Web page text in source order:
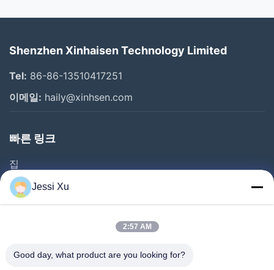
Shenzhen Xinhaisen Technology Limited
Tel: 86-86-13510417251
이메일: haily@xinhsen.com
빠른 링크
집
제품 소개
동영상
공장 투어
Jessi Xu
2:57 AM
Good day, what product are you looking for?